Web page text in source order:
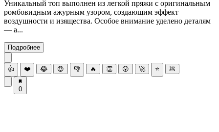
Уникальный топ выполнен из легкой пряжи с оригинальным
ромбовидным ажурным узором, создающим эффект
воздушности и изящества. Особое внимание уделено деталям
— а...
Подробнее
👍 ❤️ 😂 😍 👎 🔥 👏 😮 🚀 ⭐ 💩
0